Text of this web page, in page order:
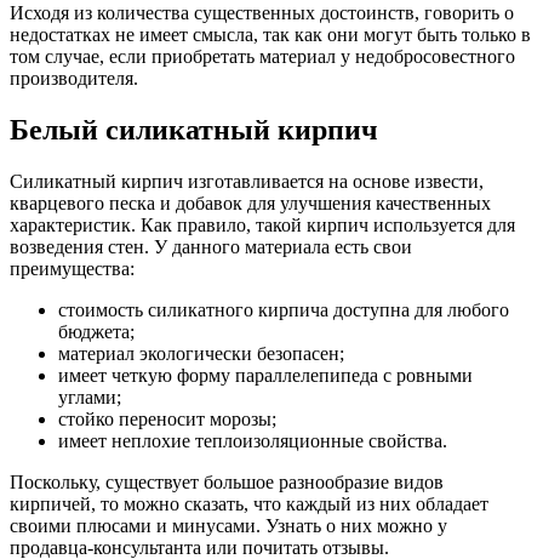
Исходя из количества существенных достоинств, говорить о
недостатках не имеет смысла, так как они могут быть только в
том случае, если приобретать материал у недобросовестного
производителя.
Белый силикатный кирпич
Силикатный кирпич изготавливается на основе извести,
кварцевого песка и добавок для улучшения качественных
характеристик. Как правило, такой кирпич используется для
возведения стен. У данного материала есть свои
преимущества:
стоимость силикатного кирпича доступна для любого
бюджета;
материал экологически безопасен;
имеет четкую форму параллелепипеда с ровными
углами;
стойко переносит морозы;
имеет неплохие теплоизоляционные свойства.
Поскольку, существует большое разнообразие видов
кирпичей, то можно сказать, что каждый из них обладает
своими плюсами и минусами. Узнать о них можно у
продавца-консультанта или почитать отзывы.